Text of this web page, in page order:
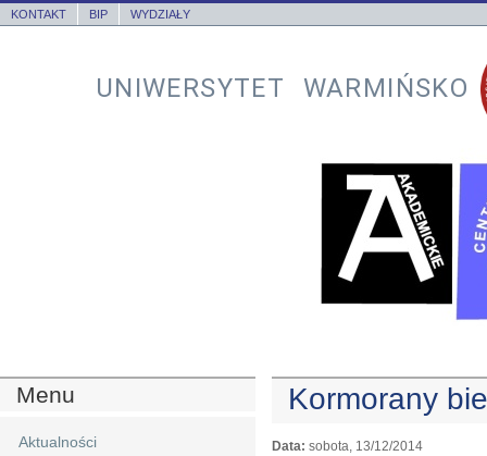
KONTAKT BIP WYDZIAŁY
UNIWERSYTET WARMIŃSKO
Menu
Aktualności
Kormorany
Data:sobota, 13/12/2014